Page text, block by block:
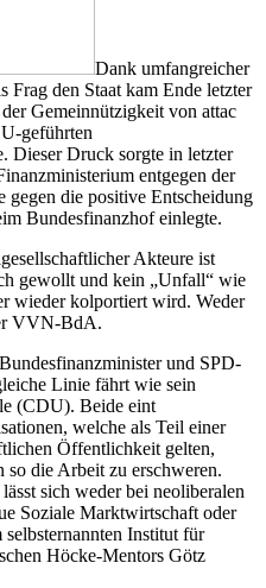
Dank umfangreicher
Frag den Staat kam Ende letzter
Gemeinnützigkeit von attac
geführten
Dieser Druck sorgte in letzter
entgegen der
gegen die positive Entscheidung
Bundesfinanzhof einlegte.
Akteure ist
gewollt und kein „Unfall“ wie
wieder kolportiert wird. Weder
VVN-BdA.
und SPD-
Linie fährt wie sein
(CDU). Beide eint
welche als Teil einer
Öffentlichkeit gelten,
die Arbeit zu erschweren.
sich weder bei neoliberalen
Soziale Marktwirtschaft oder
Institut für
Höcke-Mentors Götz